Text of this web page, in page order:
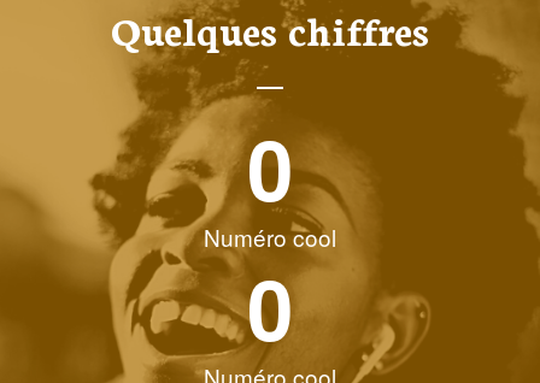
Quelques chiffres
0
Numéro cool
0